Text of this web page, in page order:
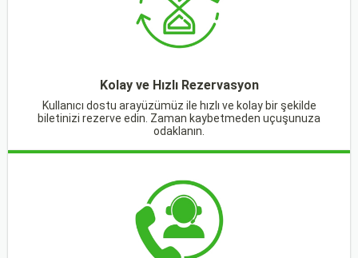
Kolay ve Hızlı Rezervasyon
Kullanıcı dostu arayüzümüz ile hızlı ve kolay bir şekilde
biletinizi rezerve edin. Zaman kaybetmeden uçuşunuza
odaklanın.